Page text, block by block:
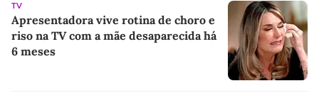
TV
Apresentadora vive rotina de choro e
riso na TV com a mãe desaparecida há
6 meses